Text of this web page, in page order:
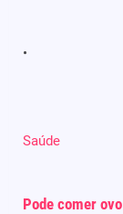
Saúde
Pode comer